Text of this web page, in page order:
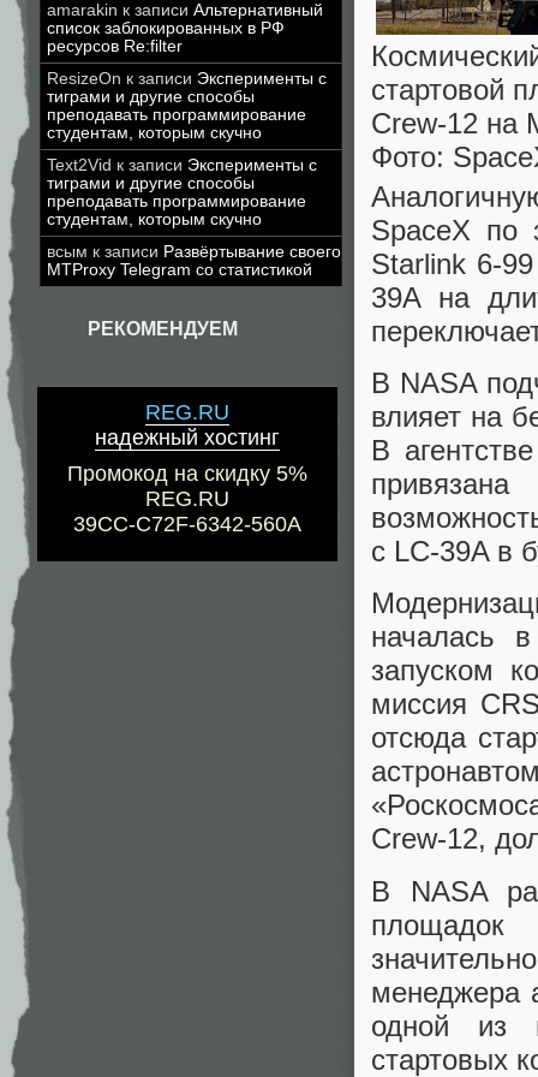
amarakin к записи Альтернативный
список заблокированных в РФ
ресурсов Re:filter
ResizeOn к записи Эксперименты с
тиграми и другие способы
преподавать программирование
студентам, которым скучно
Text2Vid к записи Эксперименты с
тиграми и другие способы
преподавать программирование
студентам, которым скучно
всым к записи Развёртывание своего
MTProxy Telegram со статистикой
РЕКОМЕНДУЕМ
REG.RU
надежный хостинг
Промокод на скидку 5%
REG.RU
39CC-C72F-6342-560A
стартовой
Crew-12 на
Фото:
SpaceX по
Starlink 6-
39A на
В NASA
влияет на
В
привязана
с LC-39A в
началась
запуском
миссия
отсюда
Crew-12,
В NASA
менеджера
одной из
стартовых